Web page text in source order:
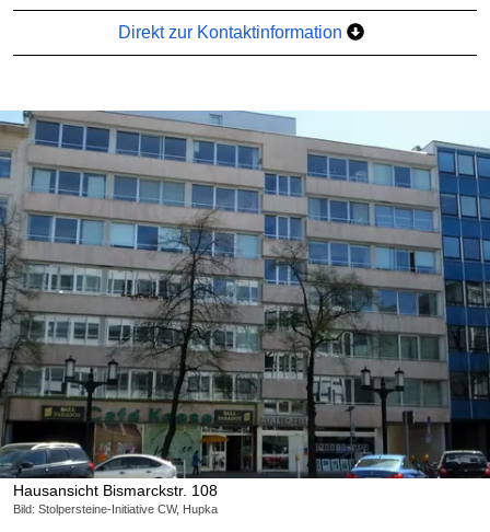
Direkt zur Kontaktinformation
Hausansicht Bismarckstr. 108
Bild: Stolpersteine-Initiative CW, Hupka